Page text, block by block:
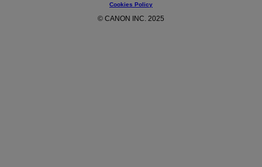
Cookies Policy
© CANON INC. 2025